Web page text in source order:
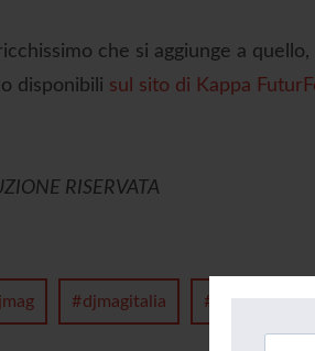
che si aggiunge a
disponibili sul sito di Kappa
RISERVATA
djmagitalia